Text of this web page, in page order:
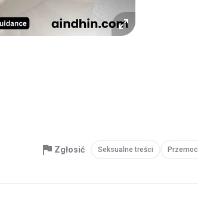
Zgłosić Seksualne treści Przemoc